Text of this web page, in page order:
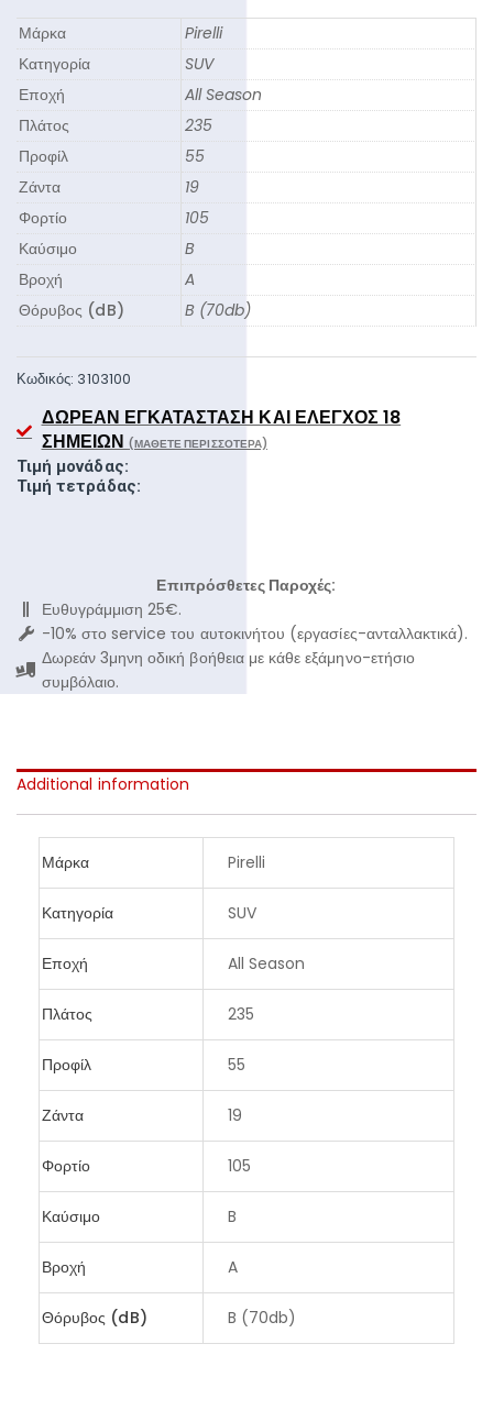
Μάρκα
Pirelli
Κατηγορία
SUV
Εποχή
All Season
Πλάτος
235
Προφίλ
55
Ζάντα
19
Φορτίο
105
Καύσιμο
B
Βροχή
A
Θόρυβος (dB)
B (70db)
Κωδικός: 3103100
ΔΩΡΕΆΝ ΕΓΚΑΤΆΣΤΑΣΗ ΚΑΙ ΈΛΕΓΧΟΣ 18
ΣΗΜΕΊΩΝ (ΜΆΘΕΤΕ ΠΕΡΙΣΣΌΤΕΡΑ)
Τιμή μονάδας:
Τιμή τετράδας:
Επιπρόσθετες Παροχές:
Ευθυγράμμιση 25€.
-10% στο service του αυτοκινήτου (εργασίες-ανταλλακτικά).
Δωρεάν 3μηνη οδική βοήθεια με κάθε εξάμηνο-ετήσιο
συμβόλαιο.
Additional information
Μάρκα Pirelli
Κατηγορία SUV
Εποχή All Season
Πλάτος 235
Προφίλ 55
Ζάντα 19
Φορτίο 105
Καύσιμο B
Βροχή A
Θόρυβος (dB) B (70db)